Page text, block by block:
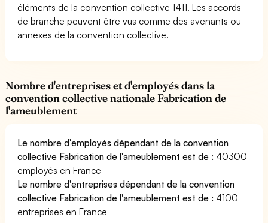
éléments de la convention collective 1411. Les accords
de branche peuvent être vus comme des avenants ou
annexes de la convention collective.
Nombre d'entreprises et d'employés dans la
convention collective nationale Fabrication de
l'ameublement
Le nombre d'employés dépendant de la convention
collective Fabrication de l'ameublement est de : 40300
employés en France
Le nombre d'entreprises dépendant de la convention
collective Fabrication de l'ameublement est de : 4100
entreprises en France